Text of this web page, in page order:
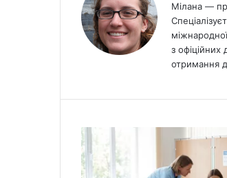
Мілана —
з
отримання